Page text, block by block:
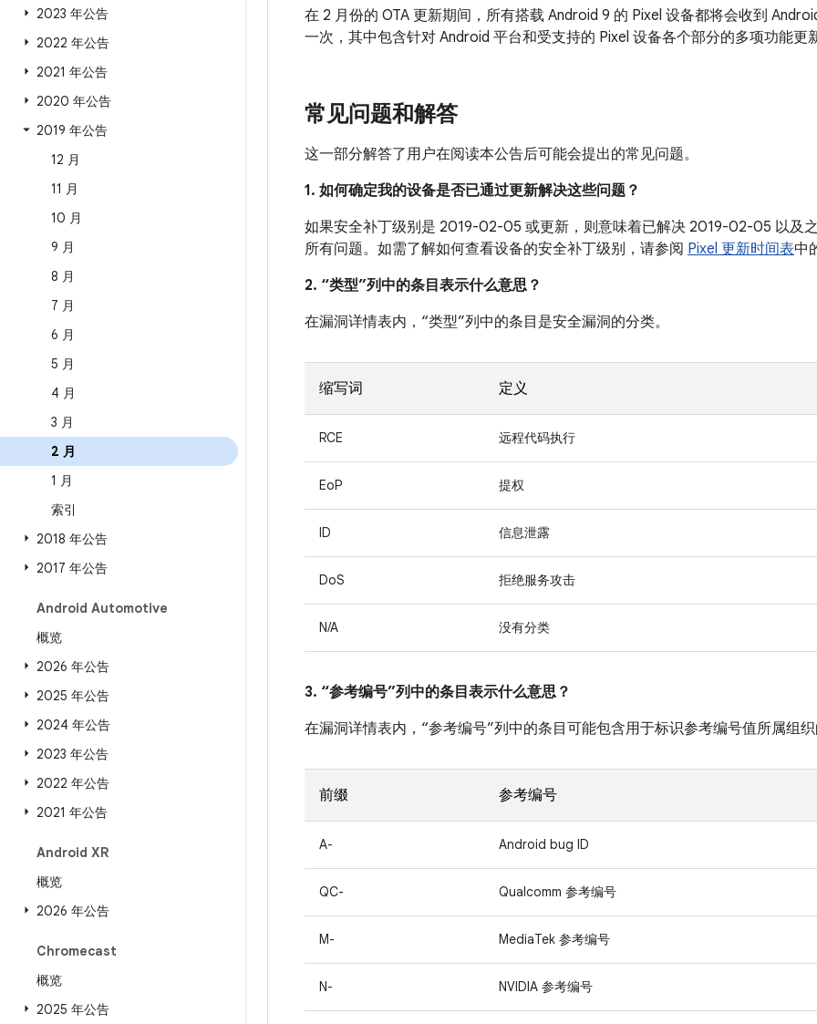
2023 年公告
2022 年公告
2021 年公告
2020 年公告
2019 年公告
12 月
11 月
10 月
9 月
8 月
7 月
6 月
5 月
4 月
3 月
2 月
1 月
索引
2018 年公告
2017 年公告
Android Automotive
概览
2026 年公告
2025 年公告
2024 年公告
2023 年公告
2022 年公告
2021 年公告
Android XR
概览
2026 年公告
Chromecast
概览
2025 年公告
在 2 月份的 OTA 更新期间，所有搭载 Android 9 的 Pixel 设备都将会收到
一次，其中包含针对 Android 平台和受支持的 Pixel 设备各个部分的多项功能更
常见问题和解答
这一部分解答了用户在阅读本公告后可能会提出的常见问题。
1. 如何确定我的设备是否已通过更新解决这些问题？
如果安全补丁级别是 2019-02-05 或更新，则意味着已解决 2019-02-05 以及
所有问题。如需了解如何查看设备的安全补丁级别，请参阅 Pixel 更新时间表中
2. “类型”列中的条目表示什么意思？
在漏洞详情表内，“类型”列中的条目是安全漏洞的分类。
缩写词 定义
RCE 远程代码执行
EoP 提权
ID 信息泄露
DoS 拒绝服务攻击
N/A 没有分类
3. “参考编号”列中的条目表示什么意思？
在漏洞详情表内，“参考编号”列中的条目可能包含用于标识参考编号值所属组
前缀 参考编号
A- Android bug ID
QC- Qualcomm 参考编号
M- MediaTek 参考编号
N- NVIDIA 参考编号